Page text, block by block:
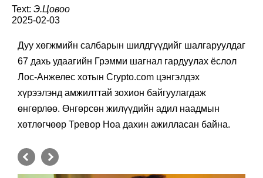
Text: Э.Цовоо
2025-02-03
Дуу хөгжмийн салбарын шилдгүүдийг шалгаруулдаг
67 дахь удаагийн Грэмми шагнал гардуулах ёслол
Лос-Анжелес хотын Crypto.com цэнгэлдэх
хүрээлэнд амжилттай зохион байгуулагдаж
өнгөрлөө. Өнгөрсөн жилүүдийн адил наадмын
хөтлөгчөөр Тревор Ноа дахин ажилласан байна.